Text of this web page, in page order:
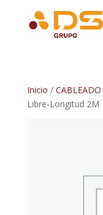
Inicio / CABLEADO
Libre-Longitud 2M